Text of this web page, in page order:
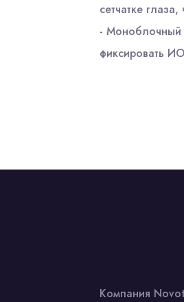
сетчатке
- Моноблочный
фиксировать
Компания